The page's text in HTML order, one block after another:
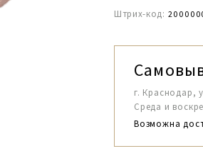
Штрих-код:
г. Краснодар,
Среда и
Возможна